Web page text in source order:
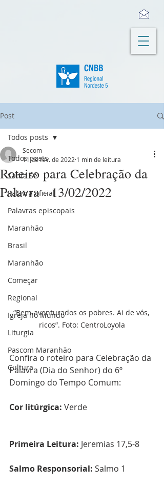
Post
Todos posts
Santa Sé
Palavra oficial
Palavras episcopais
Maranhão
Brasil
Maranhão
Começar
Regional
Igreja no Mundo
Liturgia
Pascom Maranhão
Cultura
Todos posts
Roteiro para Celebração da
Palavra - 13/02/2022
Secom
11 de fev. de 2022 1 min de leitura
“Bem-aventurados os pobres. Ai de vós,
ricos”. Foto: CentroLoyola
Confira o roteiro para Celebração da
Palavra (Dia do Senhor) do 6º
Domingo do Tempo Comum:
Cor litúrgica: Verde
Primeira Leitura: Jeremias 17,5-8
Salmo Responsorial: Salmo 1